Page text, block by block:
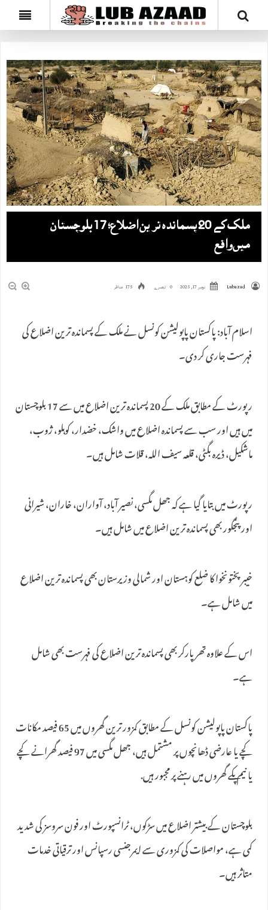
ملک کے 20 پسماندہ ترین اضلاع؛ 17 بلوچستان
میں‌واقع
Lubazad نومبر 17, 2025 0 تبصرے 175 مناظر
اسلام آباد: پاکستان پاپولیشن کونسل نے ملک کے پسماندہ ترین اضلاع کی
فہرست جاری کر دی۔
رپورٹ کے مطابق ملک کے 20 پسماندہ ترین اضلاع میں سے 17 بلوچستان
میں ہیں اور سب سے پسماندہ اضلاع میں واشک، خضدار، کوہلو، ژوب،
ماشکیل، ڈیرہ بگٹی، قلعہ سیف اللہ، قلات شامل ہیں۔
رپورٹ میں بتایا گیا ہے کہ جھل مگسی، نصیر آباد، آواران، خاران، شیرانی
اور پنجگور بھی پسماندہ ترین اضلاع میں شامل ہیں۔
خیبر پختونخوا کا ضلع کوہستان اور شمالی وزیرستان بھی پسماندہ ترین اضلاع
میں شامل ہے۔
اس کے علاوہ تھرپارکر بھی پسماندہ ترین اضلاع کی فہرست بھی شامل
ہے۔
پاکستان پاپولیشن کونسل کے مطابق کمزور ترین گھروں میں 65 فیصد مکانات
کچے یا عارضی ڈھانچوں پر مشتمل ہیں، جھل مگسی میں 97 فیصد گھرانے کچے
یا نیم پکے گھروں میں رہنے پر مجبور ہیں.
بلوچستان کے بیشتر اضلاع میں سڑکوں، ٹرانسپورٹ اور فون سروسز کی شدید
کمی ہے، مواصلات کی کمزوری سے ایمرجنسی رسپانس اور ترقیاتی خدمات
متاثر ہیں۔